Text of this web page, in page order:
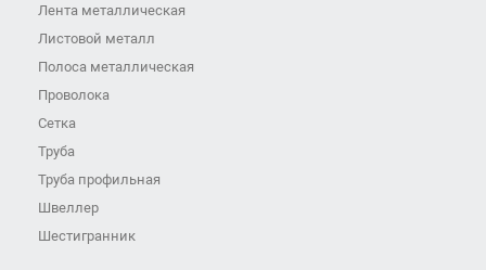
Лента металлическая
Листовой металл
Полоса металлическая
Проволока
Сетка
Труба
Труба профильная
Швеллер
Шестигранник